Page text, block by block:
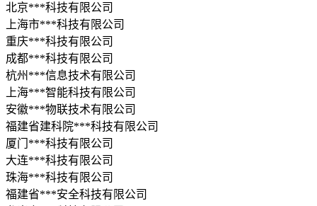
北京***科技有限公司
上海市***科技有限公司
重庆***科技有限公司
成都***科技有限公司
杭州***信息技术有限公司
上海***智能科技有限公司
安徽***物联技术有限公司
福建省建科院***科技有限公司
厦门***科技有限公司
大连***科技有限公司
珠海***科技有限公司
福建省***安全科技有限公司